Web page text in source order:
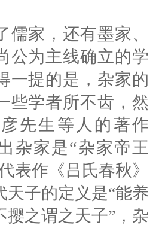
家，还有墨家、
公为主线确立的学
一提的是，杂家的
些学者所不齿，然
先生等人的著作
杂家是“杂家帝王
表作《吕氏春秋》
天子的定义是“能养
撄之谓之天子”，杂